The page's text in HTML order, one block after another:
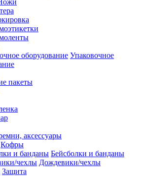
Упаковочное
пакеты
аксессуары
Кофры
Бейсболки и банданы
Дождевики/чехлы
Защита